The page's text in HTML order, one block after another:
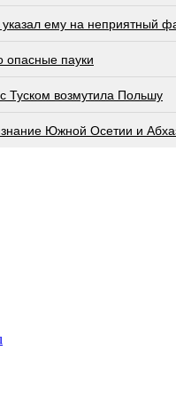
ему на неприятный
опасные пауки
Туском возмутила Польшу
Южной Осетии и